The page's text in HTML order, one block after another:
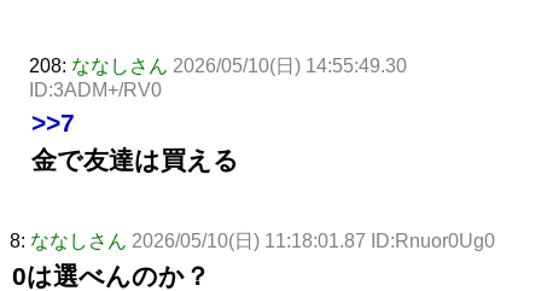
208: ななしさん 2026/05/10(日) 14:55:49.30
ID:3ADM+/RV0
>>7
金で友達は買える
8: ななしさん 2026/05/10(日) 11:18:01.87 ID:Rnuor0Ug0
0は選べんのか？